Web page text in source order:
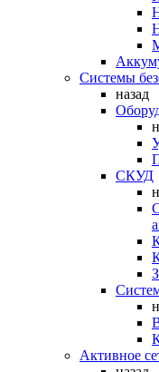
Системы
назад
СКУД
Активное